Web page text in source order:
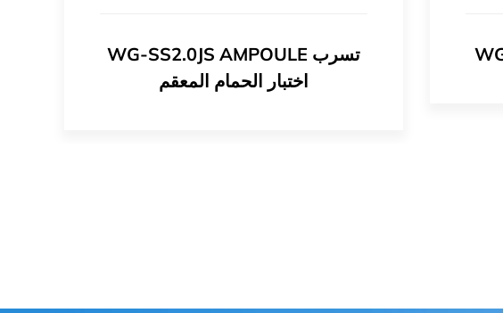
WG-SS2.0JS AMPOULE تسرب
اختبار الحمام المعقم